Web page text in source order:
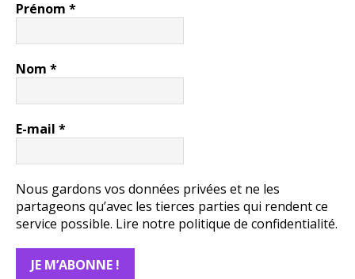
Prénom *
Nom *
E-mail *
Nous gardons vos données privées et ne les
partageons qu’avec les tierces parties qui rendent ce
service possible. Lire notre politique de confidentialité.